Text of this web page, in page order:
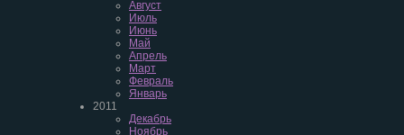
Август
Июль
Июнь
Май
Апрель
Март
Февраль
Январь
2011
Декабрь
Ноябрь